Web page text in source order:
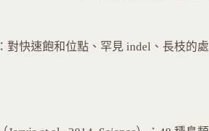
：對快速飽和位點、罕見 indel、長枝的